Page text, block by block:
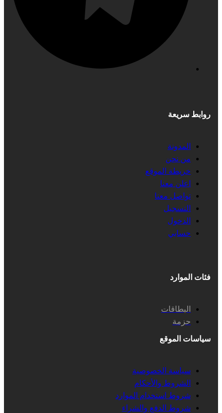
روابط سريعة
المدونة
من نحن
خريطة الموقع
اعلن معنا
تواصل معنا
التسجيل
الدخول
حسابي
فئات الموارد
البطاقات
حزمة
سياسات الموقع
سياسة الخصوصية
الشروط والأحكام
شروط استخدام الموارد
شروط الدفع والشراء